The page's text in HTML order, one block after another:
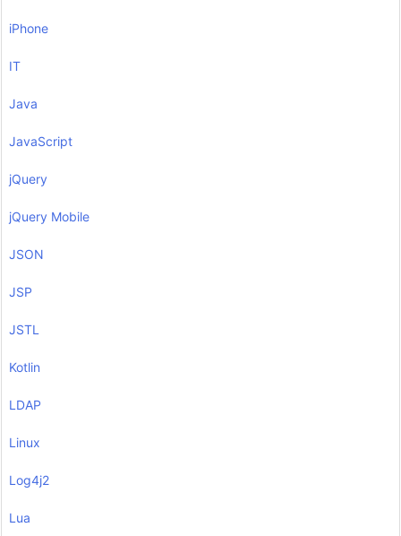
iPhone
IT
Java
JavaScript
jQuery
jQuery Mobile
JSON
JSP
JSTL
Kotlin
LDAP
Linux
Log4j2
Lua